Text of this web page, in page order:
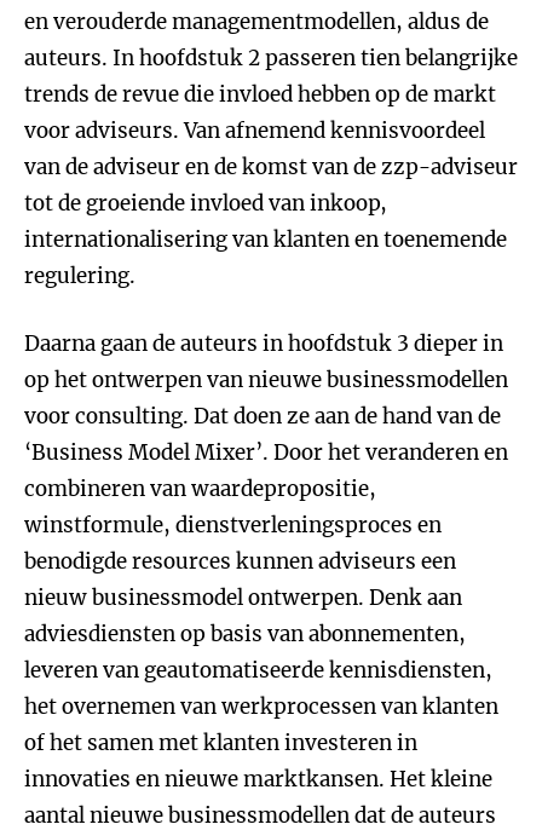
en verouderde managementmodellen, aldus de
auteurs. In hoofdstuk 2 passeren tien belangrijke
trends de revue die invloed hebben op de markt
voor adviseurs. Van afnemend kennisvoordeel
van de adviseur en de komst van de zzp-adviseur
tot de groeiende invloed van inkoop,
internationalisering van klanten en toenemende
regulering.
Daarna gaan de auteurs in hoofdstuk 3 dieper in
op het ontwerpen van nieuwe businessmodellen
voor consulting. Dat doen ze aan de hand van de
‘Business Model Mixer’. Door het veranderen en
combineren van waardepropositie,
winstformule, dienstverleningsproces en
benodigde resources kunnen adviseurs een
nieuw businessmodel ontwerpen. Denk aan
adviesdiensten op basis van abonnementen,
leveren van geautomatiseerde kennisdiensten,
het overnemen van werkprocessen van klanten
of het samen met klanten investeren in
innovaties en nieuwe marktkansen. Het kleine
aantal nieuwe businessmodellen dat de auteurs